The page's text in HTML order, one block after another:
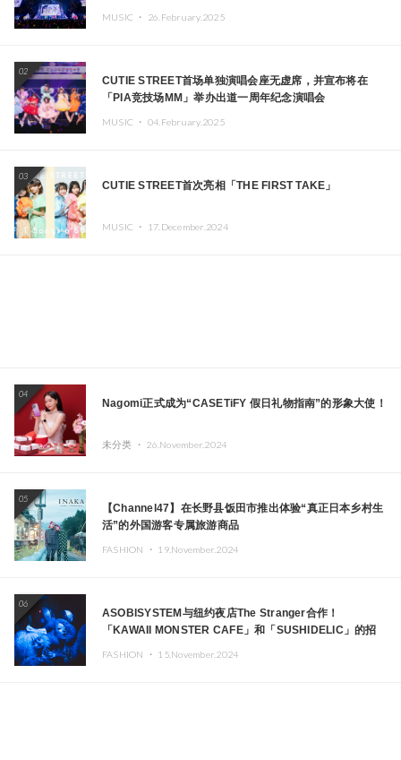
MUSIC ・ 26.February.2025
02
CUTIE STREET首场单独演唱会座无虚席，并宣布将在
「PIA竞技场MM」举办出道一周年纪念演唱会
MUSIC ・ 04.February.2025
03
CUTIE STREET首次亮相「THE FIRST TAKE」
MUSIC ・ 17.December.2024
04
Nagomi正式成为“CASETiFY 假日礼物指南”的形象大使！
未分类 ・ 26.November.2024
05
【Channel47】在长野县饭田市推出体验“真正日本乡村生
活”的外国游客专属旅游商品
FASHION ・ 19.November.2024
06
ASOBISYSTEM与纽约夜店The Stranger合作！
「KAWAII MONSTER CAFE」和「SUSHIDELIC」的招
FASHION ・ 15.November.2024